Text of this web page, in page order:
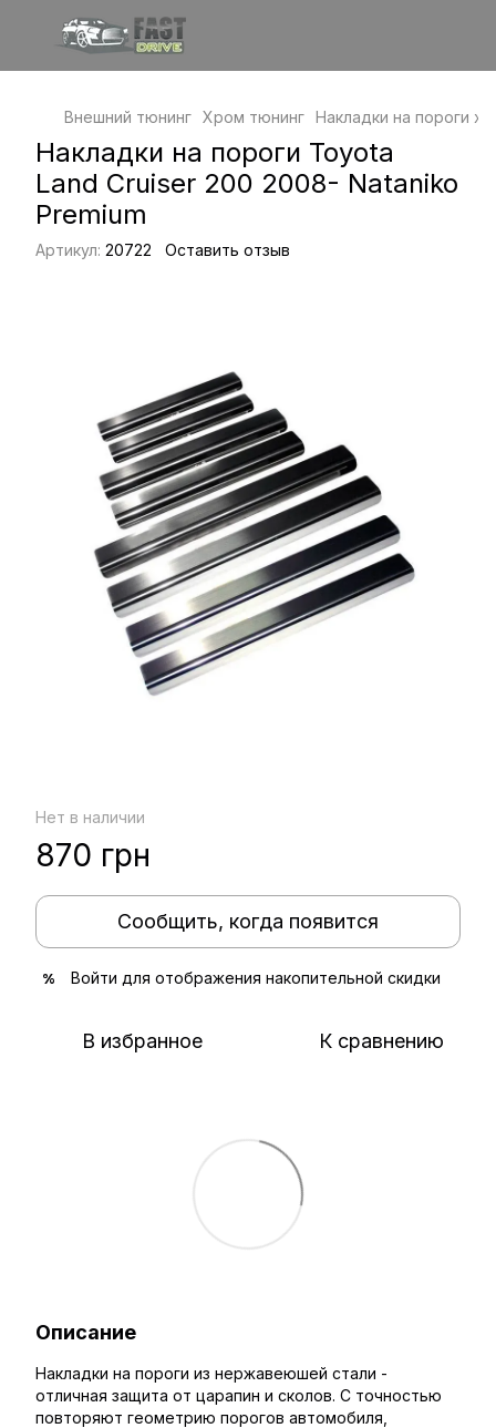
Внешний тюнинг Хром тюнинг Накладки на пороги
Накладки на пороги Toyota
Land Cruiser 200 2008- Nataniko
Premium
Артикул: 20722 Оставить отзыв
Нет в наличии
870 грн
Сообщить, когда появится
% Войти для отображения накопительной скидки
В избранное К сравнению
Описание
Накладки на пороги из нержавеюшей стали -
отличная защита от царапин и сколов. С точностью
повторяют геометрию порогов автомобиля,